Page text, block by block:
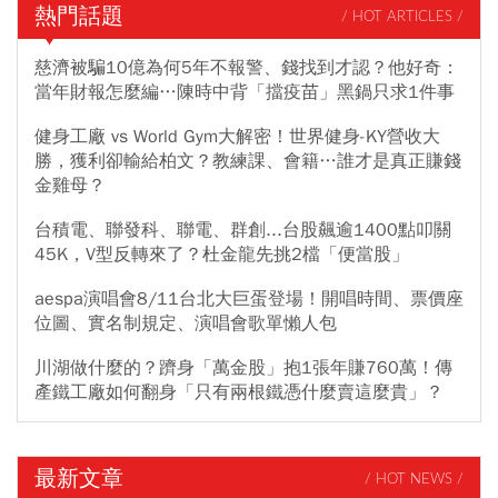
熱門話題 / HOT ARTICLES /
慈濟被騙10億為何5年不報警、錢找到才認？他好奇：
當年財報怎麼編…陳時中背「擋疫苗」黑鍋只求1件事
健身工廠 vs World Gym大解密！世界健身-KY營收大
勝，獲利卻輸給柏文？教練課、會籍…誰才是真正賺錢
金雞母？
台積電、聯發科、聯電、群創...台股飆逾1400點叩關
45K，V型反轉來了？杜金龍先挑2檔「便當股」
aespa演唱會8/11台北大巨蛋登場！開唱時間、票價座
位圖、實名制規定、演唱會歌單懶人包
川湖做什麼的？躋身「萬金股」抱1張年賺760萬！傳
產鐵工廠如何翻身「只有兩根鐵憑什麼賣這麼貴」？
最新文章 / HOT NEWS /